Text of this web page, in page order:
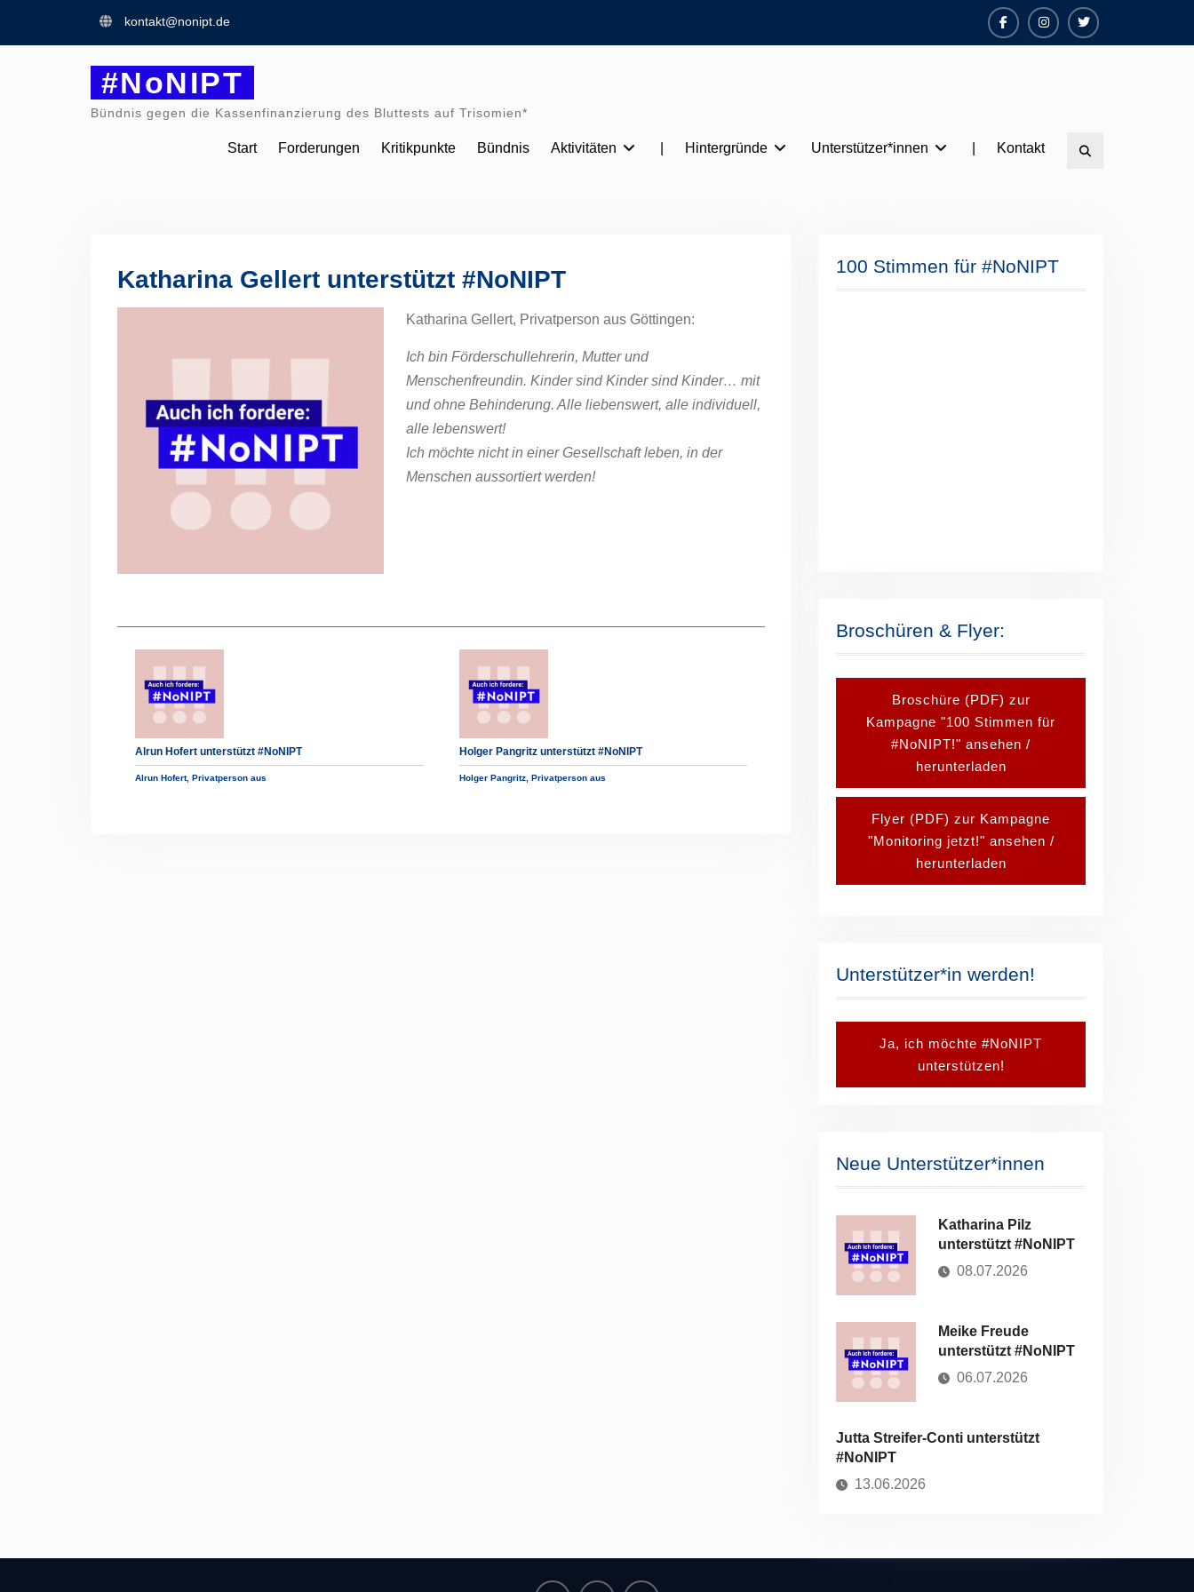
kontakt@nonipt.de
FacebookInstagram
Twitter
#NoNIPT
Bündnis gegen die Kassenfinanzierung des Bluttests auf Trisomien*
Start Forderungen Kritikpunkte Bündnis Aktivitäten Hintergründe Unterstützer*innen Kontakt
Katharina Gellert unterstützt #NoNIPT
Katharina Gellert, Privatperson aus Göttingen:
Ich bin Förderschullehrerin, Mutter und
Menschenfreundin. Kinder sind Kinder sind Kinder… mit
und ohne Behinderung. Alle liebenswert, alle individuell,
alle lebenswert!
Ich möchte nicht in einer Gesellschaft leben, in der
Menschen aussortiert werden!
Alrun Hofert unterstützt #NoNIPT
Alrun Hofert, Privatperson aus
Holger Pangritz unterstützt #NoNIPT
Holger Pangritz, Privatperson aus
100 Stimmen für #NoNIPT
Broschüren & Flyer:
Broschüre (PDF) zur
Kampagne "100 Stimmen für
#NoNIPT!" ansehen /
herunterladen
Flyer (PDF) zur Kampagne
"Monitoring jetzt!" ansehen /
herunterladen
Unterstützer*in werden!
Ja, ich möchte #NoNIPT
unterstützen!
Neue Unterstützer*innen
Katharina Pilz
unterstützt #NoNIPT
08.07.2026
Meike Freude
unterstützt #NoNIPT
06.07.2026
Jutta Streifer-Conti unterstützt
#NoNIPT
13.06.2026